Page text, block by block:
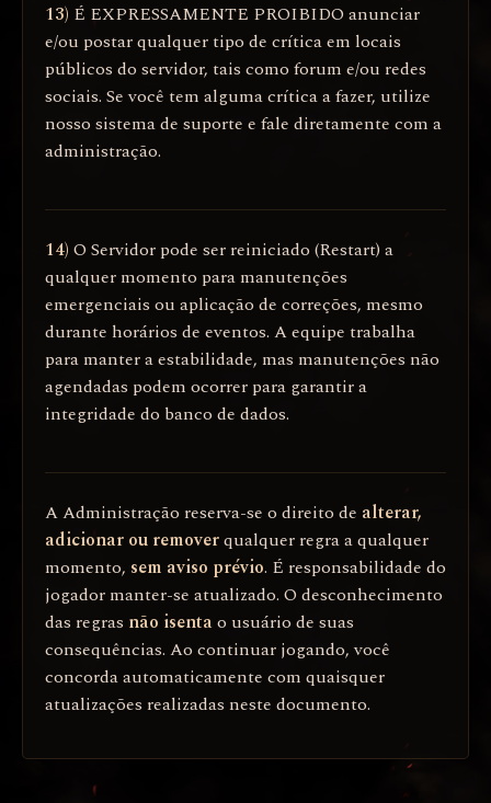
13) É EXPRESSAMENTE PROIBIDO anunciar
e/ou postar qualquer tipo de crítica em locais
públicos do servidor, tais como forum e/ou redes
sociais. Se você tem alguma crítica a fazer, utilize
nosso sistema de suporte e fale diretamente com a
administração.
14) O Servidor pode ser reiniciado (Restart) a
qualquer momento para manutenções
emergenciais ou aplicação de correções, mesmo
durante horários de eventos. A equipe trabalha
para manter a estabilidade, mas manutenções não
agendadas podem ocorrer para garantir a
integridade do banco de dados.
A Administração reserva-se o direito de alterar,
adicionar ou removerqualquer regra a qualquer
momento, sem aviso prévio. É responsabilidade do
jogador manter-se atualizado. O desconhecimento
das regras não isentao usuário de suas
consequências. Ao continuar jogando, você
concorda automaticamente com quaisquer
atualizações realizadas neste documento.